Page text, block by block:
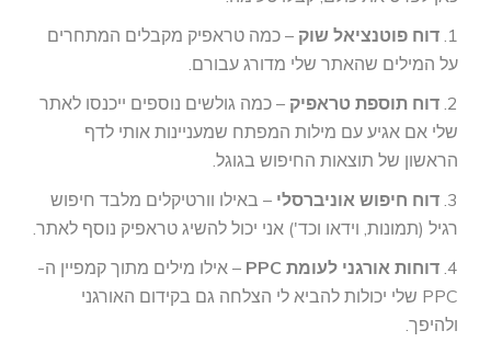
1. דוח פוטנציאל שוק – כמה טראפיק מקבלים המתחרים
על המילים שהאתר שלי מדורג עבורם.
2. דוח תוספת טראפיק – כמה גולשים נוספים ייכנסו לאתר
שלי אם אגיע עם מילות המפתח שמעניינות אותי לדף
הראשון של תוצאות החיפוש בגוגל.
3. דוח חיפוש אוניברסלי – באילו וורטיקלים מלבד חיפוש
רגיל (תמונות, וידאו וכד') אני יכול להשיג טראפיק נוסף לאתר.
4. דוחות אורגני לעומת PPC
– אילו מילים מתוך קמפיין ה-
PPC שלי יכולות להביא לי הצלחה גם בקידום האורגני
ולהיפך.